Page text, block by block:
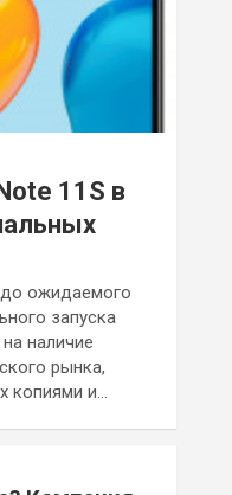
11S в
до ожидаемого
запуска
наличие
рынка,
копиями и…